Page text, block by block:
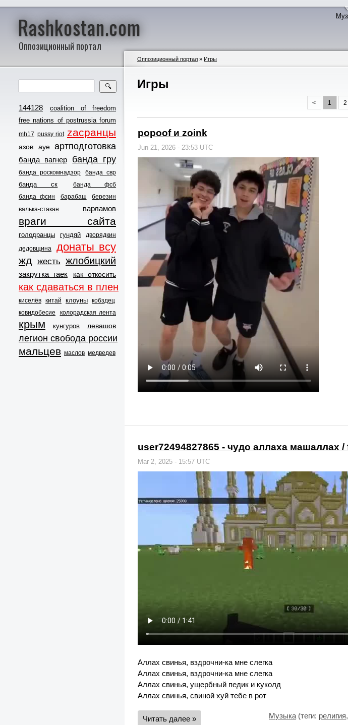
Rashkostan.com
Оппозиционный портал
🔍
144128
coalition of freedom
free nations of postrussia forum
mh17 pussy riot zасранцы
азов ауе артподготовка
банда вагнер банда гру
банда роскомнадзор банда свр
банда ск
банда фсб
банда фсин
барабаш
березин
валька-стакан
варламов
враги сайта
голодранцы гундяй
дворядкин
дедовщина
донаты всу
жд жесть жлобицкий
закрутка гаек как откосить
как сдаваться в плен
киселёв китай клоуны кобздец
ковидобесие
колорадская лента
крым кунгуров левашов
легион свобода россии
мальцев маслов медведев
Оппозиционный портал » Игры
Игры
< 1 2
popoof и zoink
Jun 21, 2026 - 23:53 UTC
user72494827865 - чудо аллаха машаллах
Mar 2, 2025 - 15:57 UTC
Аллах свинья, вздрочни-ка мне слегка
Аллах свинья, вздрочни-ка мне слегка
Аллах свинья, ущербный педик и куколд
Аллах свинья, свиной хуй тебе в рот
Читать далее » Музыка (теги: религия,